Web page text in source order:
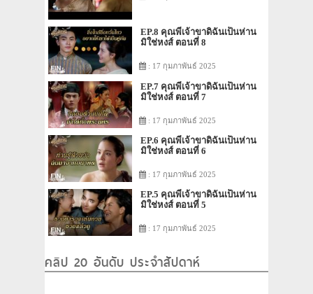
EP.8 คุณพี่เจ้าขาดิฉันเป็นห่าน
มิใช่หงส์ ตอนที่ 8
: 17 กุมภาพันธ์ 2025
EP.7 คุณพี่เจ้าขาดิฉันเป็นห่าน
มิใช่หงส์ ตอนที่ 7
: 17 กุมภาพันธ์ 2025
EP.6 คุณพี่เจ้าขาดิฉันเป็นห่าน
มิใช่หงส์ ตอนที่ 6
: 17 กุมภาพันธ์ 2025
EP.5 คุณพี่เจ้าขาดิฉันเป็นห่าน
มิใช่หงส์ ตอนที่ 5
: 17 กุมภาพันธ์ 2025
คลิป 20 อันดับ ประจำสัปดาห์